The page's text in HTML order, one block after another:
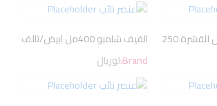
انفينتى شامبو داندل للقشرة 250
الفيف شامبو 400مل ابيض/تالف
Brand:لوريال